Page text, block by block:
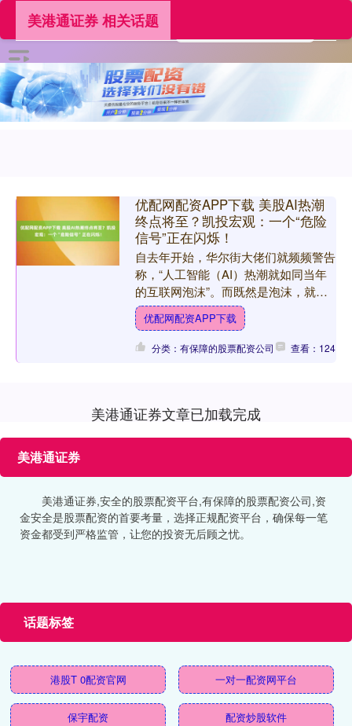
美港通证券 相关话题
优配网配资APP下载 美股AI热潮
终点将至？凯投宏观：一个“危险
信号”正在闪烁！
自去年开始，华尔街大佬们就频频警告
称，“人工智能（AI）热潮就如同当年
的互联网泡沫”。而既然是泡沫，就终
有一天会破裂。凯投宏观（Capital
Economic....
优配网配资APP下载
分类：有保障的股票配资公司 查看：124
美港通证券文章已加载完成
美港通证券
美港通证券,安全的股票配资平台,有保障的股票配资公司,资
金安全是股票配资的首要考量，选择正规配资平台，确保每一笔
资金都受到严格监管，让您的投资无后顾之忧。
话题标签
港股T 0配资官网 一对一配资网平台
保宇配资 配资炒股软件